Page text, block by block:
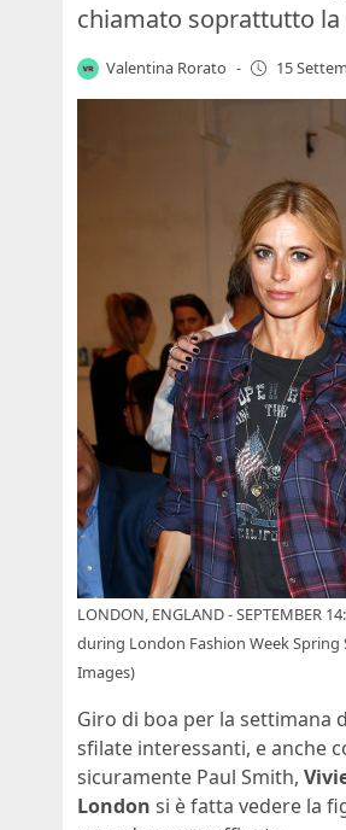
chiamato soprattutto
Valentina Rorato - 15
LONDON, ENGLAND - SEPTEMBER
during London Fashion Week Spring
Images)
Giro di boa per la settimana
sfilate interessanti, e anche
sicuramente Paul Smith,
London si è fatta vedere la